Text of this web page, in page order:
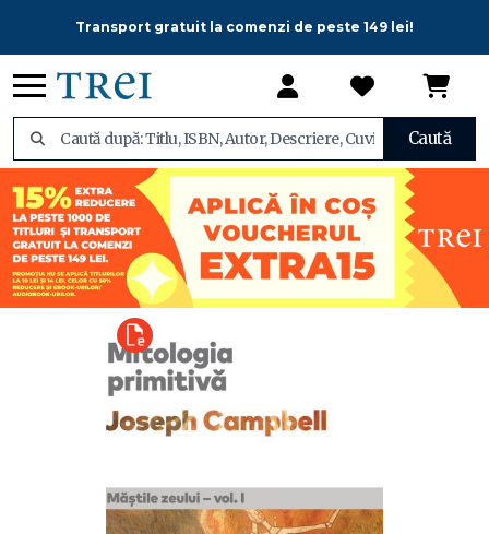
Transport gratuit la comenzi de peste 149 lei!
Caută